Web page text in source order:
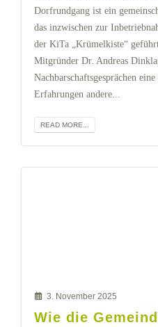
Dorfrundgang ist ein
das inzwischen zur
der KiTa „Krümelkiste“
Mitgründer Dr. Andreas
Nachbarschaftsgesprächen
Erfahrungen andere...
READ MORE...
3. November 2025
Wie die